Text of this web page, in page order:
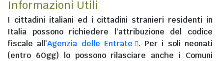
Informazioni Utili
I cittadini italiani ed i cittadini stranieri residenti in
Italia possono richiedere l'attribuzione del codice
fiscale all'Agenzia delle Entrate
. Per i soli neonati
(entro 60gg) lo possono rilasciare anche i Comuni